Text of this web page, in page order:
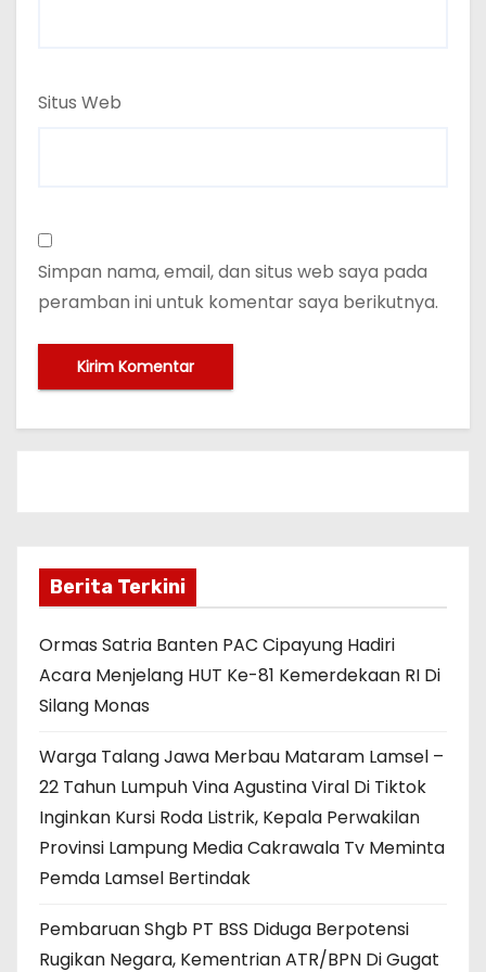
Situs Web
Simpan nama, email, dan situs web saya pada
peramban ini untuk komentar saya berikutnya.
Berita Terkini
Ormas Satria Banten PAC Cipayung Hadiri
Acara Menjelang HUT Ke-81 Kemerdekaan RI Di
Silang Monas
Warga Talang Jawa Merbau Mataram Lamsel –
22 Tahun Lumpuh Vina Agustina Viral Di Tiktok
Inginkan Kursi Roda Listrik, Kepala Perwakilan
Provinsi Lampung Media Cakrawala Tv Meminta
Pemda Lamsel Bertindak
Pembaruan Shgb PT BSS Diduga Berpotensi
Rugikan Negara, Kementrian ATR/BPN Di Gugat